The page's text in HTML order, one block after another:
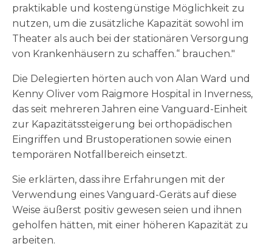
praktikable und kostengünstige Möglichkeit zu
nutzen, um die zusätzliche Kapazität sowohl im
Theater als auch bei der stationären Versorgung
von Krankenhäusern zu schaffen.“ brauchen."
Die Delegierten hörten auch von Alan Ward und
Kenny Oliver vom Raigmore Hospital in Inverness,
das seit mehreren Jahren eine Vanguard-Einheit
zur Kapazitätssteigerung bei orthopädischen
Eingriffen und Brustoperationen sowie einen
temporären Notfallbereich einsetzt.
Sie erklärten, dass ihre Erfahrungen mit der
Verwendung eines Vanguard-Geräts auf diese
Weise äußerst positiv gewesen seien und ihnen
geholfen hätten, mit einer höheren Kapazität zu
arbeiten.